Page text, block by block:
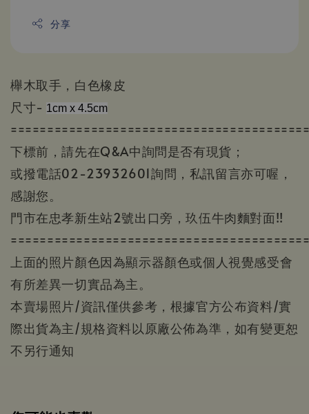
分享
櫸木取手，白色橡皮
尺寸- 1cm x 4.5cm
下標前，請先在Q&A中詢問是否有現貨；
或撥電話02-23932601詢問，私訊留言亦可喔，
感謝您。
門市在忠孝新生站2號出口旁，玖伍牛肉麵對面!!
上面的照片顏色因為顯示器顏色或個人視覺感受會
有所差異一切實品為主。
本賣場照片/資訊僅供參考，根據官方公布資料/實
際出貨為主/規格資料以原廠公佈為準，如有變更恕
不另行通知